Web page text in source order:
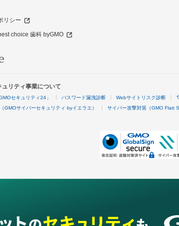
リシー
choice 歯科 byGMO
リティ事業について
セキュリティ24」 パスワード漏洩診断 Webサイトリスク診断
GMOサイバーセキュリティ byイエラエ） サイバー攻撃対策（GMO Flatt